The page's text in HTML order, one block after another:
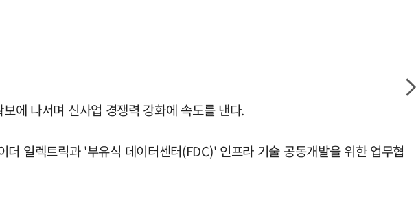
에 나서며 신사업 경쟁력 강화에 속도를 낸다.
일렉트릭과 '부유식 데이터센터(FDC)' 인프라 기술 공동개발을 위한 업무협